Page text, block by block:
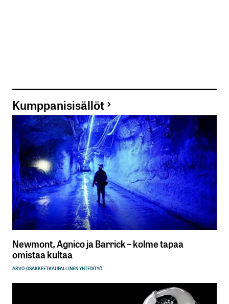
Kumppanisisällöt
Newmont, Agnico ja Barrick – kolme tapaa
omistaa kultaa
ARVO-OSAKKEETKAUPALLINEN YHTEISTYÖ